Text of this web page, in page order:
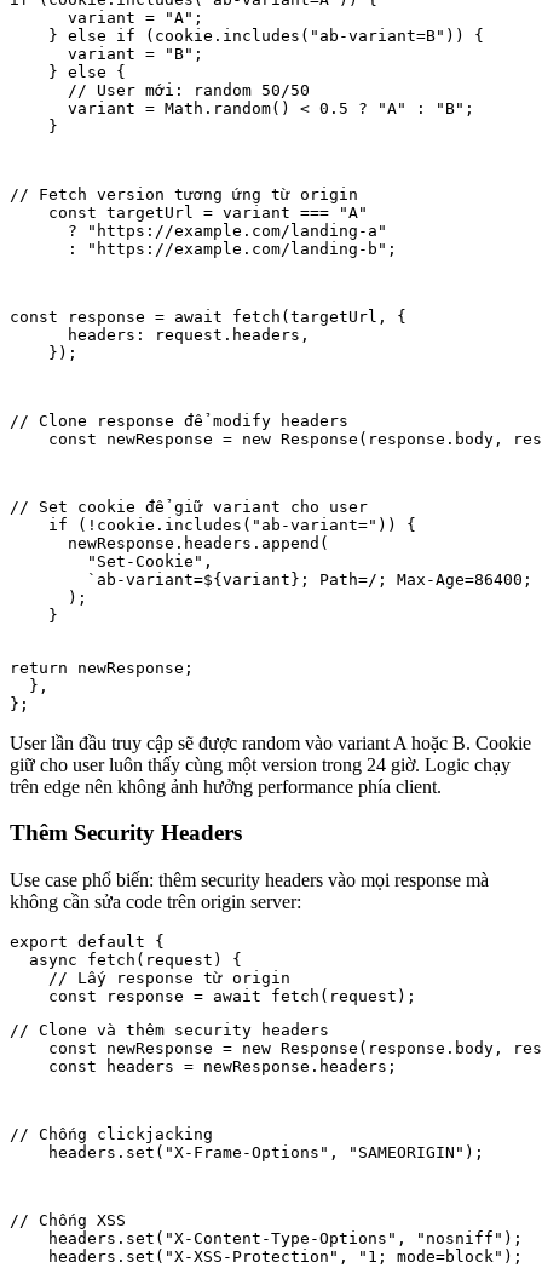
      variant = "A";
    } else if (cookie.includes("ab-variant=B")) {
      variant = "B";
    } else {
      // User mới: random 50/50
      variant = Math.random() < 0.5 ? "A" : "B";
    }
// Fetch version tương ứng từ origin
    const targetUrl = variant === "A"
      ? "https://example.com/landing-a"
      : "https://example.com/landing-b";
const response = await fetch(targetUrl, {
      headers: request.headers,
    });
// Clone response để modify headers
const newResponse = new Response(response.body,
// Set cookie để giữ variant cho user
    if (!cookie.includes("ab-variant=")) {
      newResponse.headers.append(
        "Set-Cookie",
`ab-variant=${variant}; Path=/; Max-Age=86400;
      );
    }
return newResponse;
  },
};
User lần đầu truy cập sẽ được random vào variant A hoặc B. Cookie
giữ cho user luôn thấy cùng một version trong 24 giờ. Logic chạy
trên edge nên không ảnh hưởng performance phía client.
Thêm Security Headers
Use case phổ biến: thêm security headers vào mọi response mà
không cần sửa code trên origin server:
export default {
  async fetch(request) {
    // Lấy response từ origin
// Clone và thêm security headers
const newResponse = new Response(response.body,
    const headers = newResponse.headers;
// Chống clickjacking
    headers.set("X-Frame-Options", "SAMEORIGIN");
// Chống XSS
    headers.set("X-Content-Type-Options", "nosniff");
    headers.set("X-XSS-Protection", "1; mode=block");